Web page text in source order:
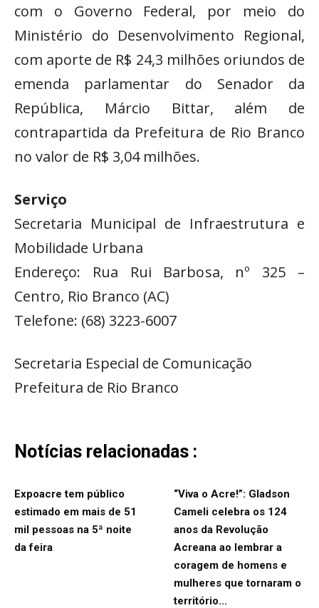
com o Governo Federal, por meio do
Ministério do Desenvolvimento Regional,
com aporte de R$ 24,3 milhões oriundos de
emenda parlamentar do Senador da
República, Márcio Bittar, além de
contrapartida da Prefeitura de Rio Branco
no valor de R$ 3,04 milhões.
Serviço
Secretaria Municipal de Infraestrutura e
Mobilidade Urbana
Endereço: Rua Rui Barbosa, nº 325 –
Centro, Rio Branco (AC)
Telefone: (68) 3223-6007
Secretaria Especial de Comunicação
Prefeitura de Rio Branco
Notícias relacionadas :
Expoacre tem público
estimado em mais de 51
mil pessoas na 5ª noite
da feira
“Viva o Acre!”: Gladson
Cameli celebra os 124
anos da Revolução
Acreana ao lembrar a
coragem de homens e
mulheres que tornaram o
território...